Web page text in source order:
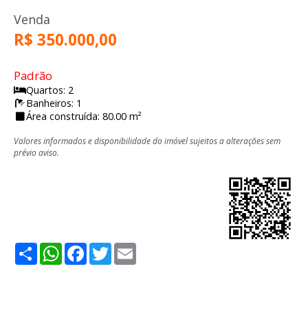
Venda
R$ 350.000,00
Padrão
Quartos: 2
Banheiros: 1
Área construída: 80.00 m²
Valores informados e disponibilidade do imóvel sujeitos a alterações sem
prévio aviso.
ShareWhatsApp
Facebook
Twitter